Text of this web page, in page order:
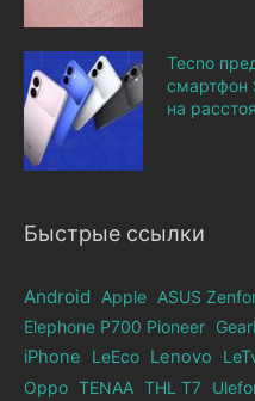
Tecno
смартфон
на
Быстрые ссылки
Android Apple ASUS
Elephone Р700 Pioneer
iPhone
LeEco Lenovo
Oppo TENAA THL T7